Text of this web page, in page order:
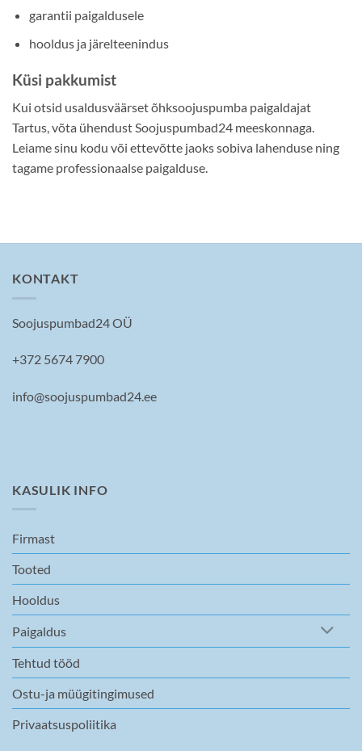
garantii paigaldusele
hooldus ja järelteenindus
Küsi pakkumist
Kui otsid usaldusväärset õhksoojuspumba paigaldajat
Tartus, võta ühendust Soojuspumbad24 meeskonnaga.
Leiame sinu kodu või ettevõtte jaoks sobiva lahenduse ning
tagame professionaalse paigalduse.
KONTAKT
Soojuspumbad24 OÜ
+372 5674 7900
info@soojuspumbad24.ee
KASULIK INFO
Firmast
Tooted
Hooldus
Paigaldus
Tehtud tööd
Ostu-ja müügitingimused
Privaatsuspoliitika